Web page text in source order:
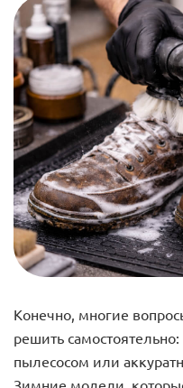
Конечно, многие
решить
пылесосом или
Зимние модели,